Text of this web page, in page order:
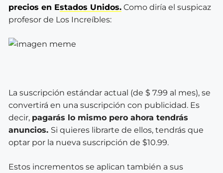
precios en Estados Unidos. Como diría el suspicaz
profesor de Los Increíbles:
La suscripción estándar actual (de $ 7.99 al mes), se
convertirá en una suscripción con publicidad. Es
decir, pagarás lo mismo pero ahora tendrás
anuncios. Si quieres librarte de ellos, tendrás que
optar por la nueva suscripción de $10.99.
Estos incrementos se aplican también a sus